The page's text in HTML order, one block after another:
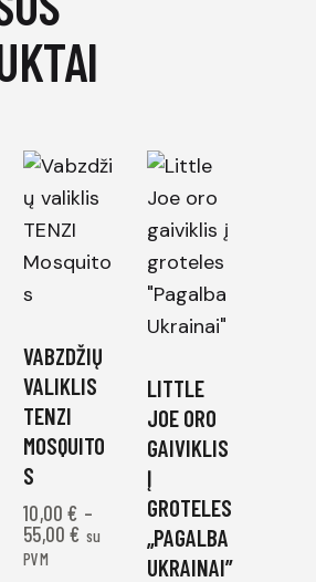
VABZDŽIŲ
VALIKLIS
TENZI
MOSQUITO
S
10,00 € –
55,00 € su
PVM
LITTLE
JOE ORO
GAIVIKLIS
Į
GROTELES
„PAGALBA
UKRAINAI”